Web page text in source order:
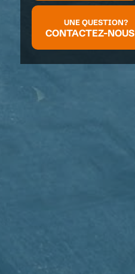
UNE QUESTION?
CONTACTEZ-NOUS